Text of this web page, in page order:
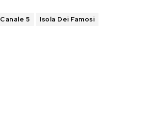
Canale 5 Isola Dei Famosi